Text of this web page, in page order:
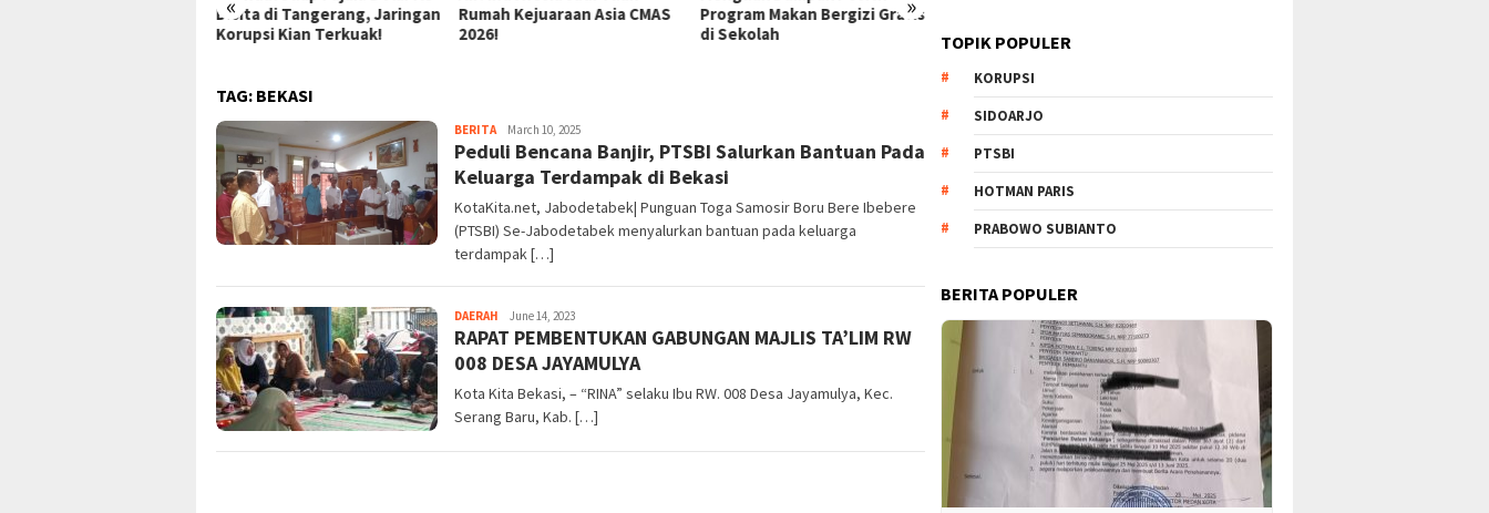
Disita di Tangerang, Jaringan
Rumah Kejuaraan Asia CMAS
2026!
Program Makan Bergizi Gratis
di Sekolah
Helikopter dan Drone
Jinakkan Kobaran Bromo
Nyawa di Bangunan Reyot
TAG: BEKASI
BERITARedaksi
March 10, 2025
Peduli Bencana Banjir, PTSBI Salurkan Bantuan Pada
Keluarga Terdampak di Bekasi
KotaKita.net, Jabodetabek| Punguan Toga Samosir Boru Bere Ibebere
(PTSBI) Se-Jabodetabek menyalurkan bantuan pada keluarga
terdampak […]
DAERAH Redaksi
June 14, 2023
RAPAT PEMBENTUKAN GABUNGAN MAJLIS TA’LIM RW
008 DESA JAYAMULYA
Kota Kita Bekasi, – “RINA” selaku Ibu RW. 008 Desa Jayamulya, Kec.
Serang Baru, Kab. […]
TOPIK POPULER
KORUPSI
SIDOARJO
PTSBI
HOTMAN PARIS
PRABOWO SUBIANTO
BERITA POPULER